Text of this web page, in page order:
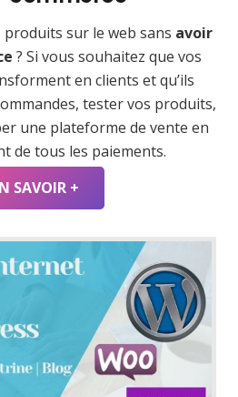
sur le web sans avoir
? Si vous souhaitez que vos
en clients et qu’ils
tester vos produits,
une plateforme de vente en
de tous les paiements.
SAVOIR +